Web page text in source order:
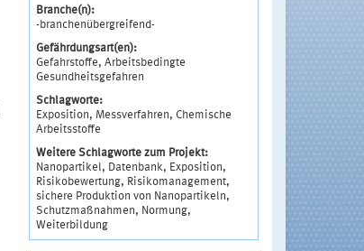
Branche(n):
-branchenübergreifend-
Gefährdungsart(en):
Gefahrstoffe, Arbeitsbedingte
Gesundheitsgefahren
Schlagworte:
Exposition, Messverfahren, Chemische
Arbeitsstoffe
Weitere Schlagworte zum Projekt:
Nanopartikel, Datenbank, Exposition,
Risikobewertung, Risikomanagement,
sichere Produktion von Nanopartikeln,
Schutzmaßnahmen, Normung,
Weiterbildung